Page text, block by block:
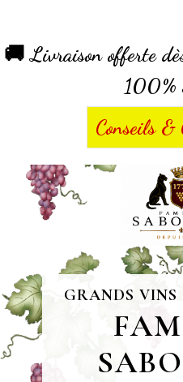
🚚 Livraison offerte
100%
Conseils &
GRANDS